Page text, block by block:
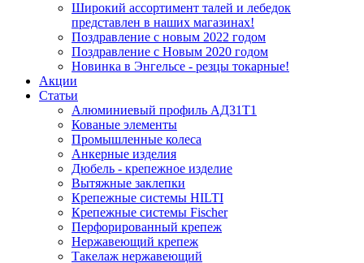
Широкий ассортимент талей и лебедок
представлен в наших магазинах!
Поздравление с новым 2022 годом
Поздравление с Новым 2020 годом
Новинка в Энгельсе - резцы токарные!
Акции
Статьи
Алюминиевый профиль АД31Т1
Кованые элементы
Промышленные колеса
Анкерные изделия
Дюбель - крепежное изделие
Вытяжные заклепки
Крепежные системы HILTI
Крепежные системы Fischer
Перфорированный крепеж
Нержавеющий крепеж
Такелаж нержавеющий